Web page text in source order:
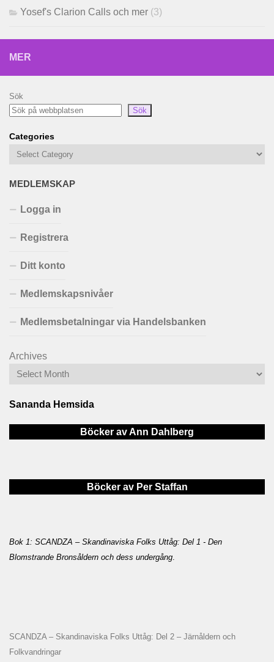
Yosef's Clarion Calls och mer (3)
MER
Sök
Sök
Categories
MEDLEMSKAP
Logga in
Registrera
Ditt konto
Medlemskapsnivåer
Medlemsbetalningar via Handelsbanken
Archives
Sananda Hemsida
Böcker av Ann Dahlberg
Böcker av Per Staffan
Bok 1: SCANDZA – Skandinaviska Folks Uttåg: Del 1 - Den
Blomstrande Bronsåldern och dess undergång
SCANDZA – Skandinaviska Folks Uttåg: Del 2 – Järnåldern och
Folkvandringar